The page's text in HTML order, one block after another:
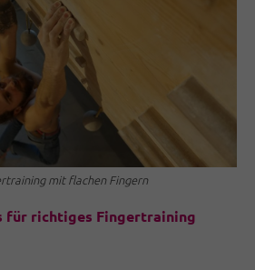
mit flachen Fingern
für richtiges Fingertraining